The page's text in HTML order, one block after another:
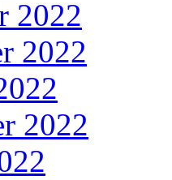
2022
2022
2022